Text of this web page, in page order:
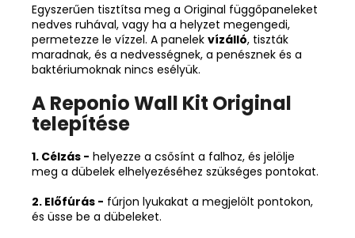
Egyszerűen tisztítsa meg a Original függőpaneleket
nedves ruhával, vagy ha a helyzet megengedi,
permetezze le vízzel. A panelek vízálló, tiszták
maradnak, és a nedvességnek, a penésznek és a
baktériumoknak nincs esélyük.
A Reponio Wall Kit Original
telepítése
1. Célzás - helyezze a csősínt a falhoz, és jelölje
meg a dübelek elhelyezéséhez szükséges pontokat.
2. Előfúrás - fúrjon lyukakat a megjelölt pontokon,
és üsse be a dübeleket.